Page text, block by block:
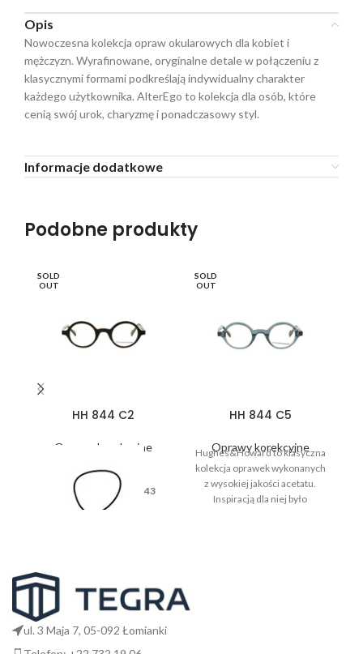
Opis
Nowoczesna kolekcja opraw okularowych dla kobiet i
mężczyzn. Wyrafinowane, oryginalne detale w połączeniu z
klasycznymi formami podkreślają indywidualny charakter
każdego użytkownika. AlterEgo to kolekcja dla osób, które
cenią swój urok, charyzmę i ponadczasowy styl.
Informacje dodatkowe
Podobne produkty
SOLD
OUT
HH 844 C2
Oprawy korekcyjne
43
26
SOLD
OUT
HH 844 C5
Oprawy korekcyjne
Hughes&Howard to klasyczna
kolekcja oprawek wykonanych
z wysokiej jakości acetatu.
Inspiracją dla niej było
ul. 3 Maja 7, 05-092 Łomianki